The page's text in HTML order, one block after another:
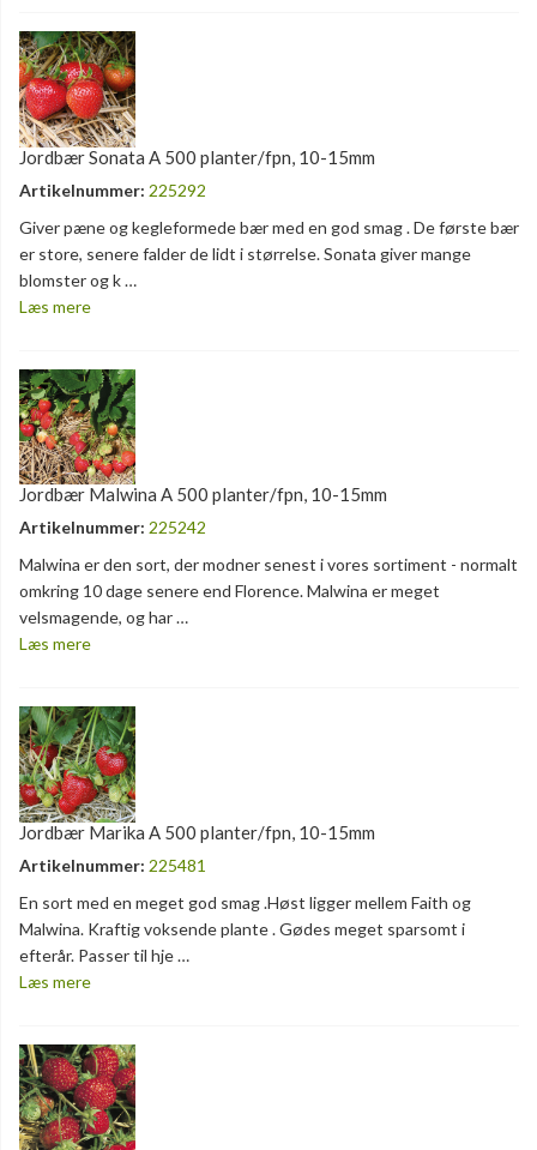
Jordbær Sonata A 500 planter/fpn, 10-15mm
Artikelnummer: 225292
Giver pæne og kegleformede bær med en god smag . De første bær
er store, senere falder de lidt i størrelse. Sonata giver mange
blomster og k …
Læs mere
Jordbær Malwina A 500 planter/fpn, 10-15mm
Artikelnummer: 225242
Malwina er den sort, der modner senest i vores sortiment - normalt
omkring 10 dage senere end Florence. Malwina er meget
velsmagende, og har …
Læs mere
Jordbær Marika A 500 planter/fpn, 10-15mm
Artikelnummer: 225481
En sort med en meget god smag .Høst ligger mellem Faith og
Malwina. Kraftig voksende plante . Gødes meget sparsomt i
efterår. Passer til hje …
Læs mere